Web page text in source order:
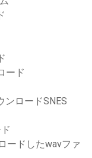
ード
ンロードSNES
ードしたwavファ